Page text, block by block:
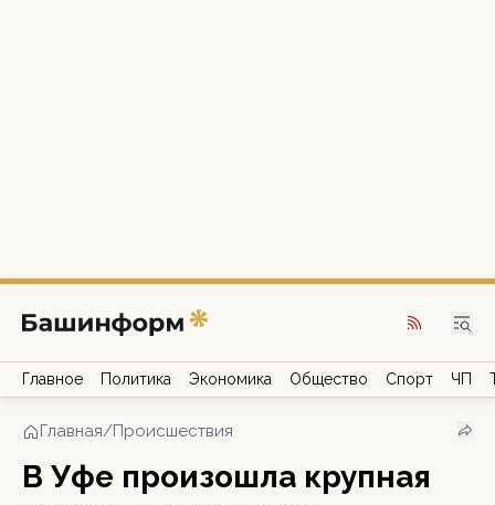
Главное Политика Экономика Общество Спорт ЧП
Главная/Происшествия
В Уфе произошла крупная